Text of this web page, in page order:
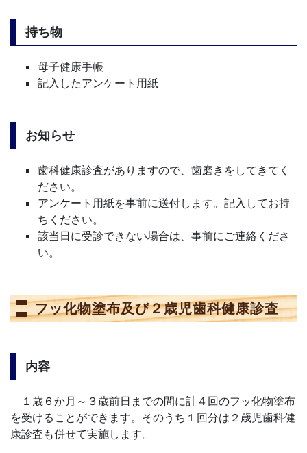
持ち物
母子健康手帳
記入したアンケート用紙
お知らせ
歯科健康診査がありますので、歯磨きをしてきてく
ださい。
アンケート用紙を事前に送付します。記入してお持
ちください。
該当日に受診できない場合は、事前に ご連絡くださ
い。
フッ化物塗布及び２歳児歯科健康診査
内容
１歳６か月～３歳前日までの間に計４回のフッ化物塗布
を受けることができます。そのうち１回分は２歳児歯科健
康診査も併せて実施します。